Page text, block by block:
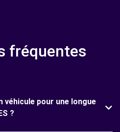
fréquentes
véhicule pour une longue
?